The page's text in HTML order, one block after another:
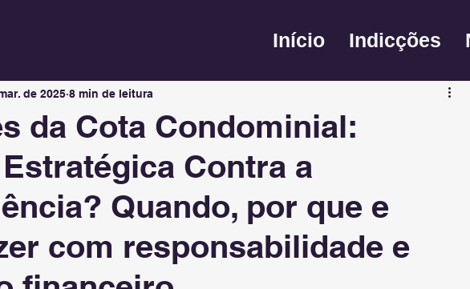
Início Indicções
Conflitos e Resoluções Redução de
Comunicação e Relacionamento
Condominial
da Cota Condominial:
Contra a
Quando, por que e
com responsabilidade e
de 2025 8 min de leitura